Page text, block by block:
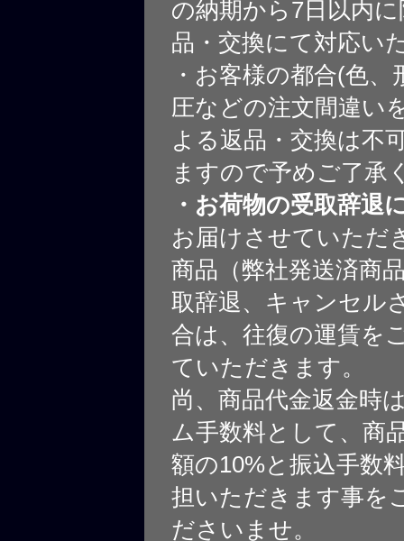
の納期から7日以内
品・交換にて対応い
・お客様の都合(色、
圧などの注文間違い
よる返品・交換は不
ますので予めご了承
・お荷物の受取辞退
お届けさせていただ
商品（弊社発送済商
取辞退、キャンセル
合は、往復の運賃を
ていただきます。
尚、商品代金返金時
ム手数料として、商
額の10%と振込手数
担いただきます事を
ださいませ。